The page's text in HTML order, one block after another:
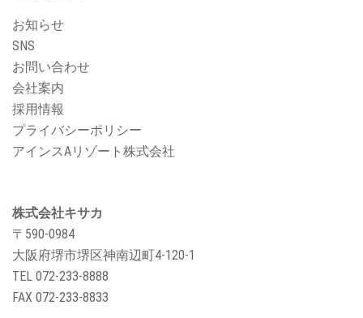
お知らせ
SNS
お問い合わせ
会社案内
採用情報
プライバシーポリシー
アインスAリゾート株式会社
株式会社キサカ
〒590-0984
大阪府堺市堺区神南辺町4-120-1
TEL 072-233-8888
FAX 072-233-8833